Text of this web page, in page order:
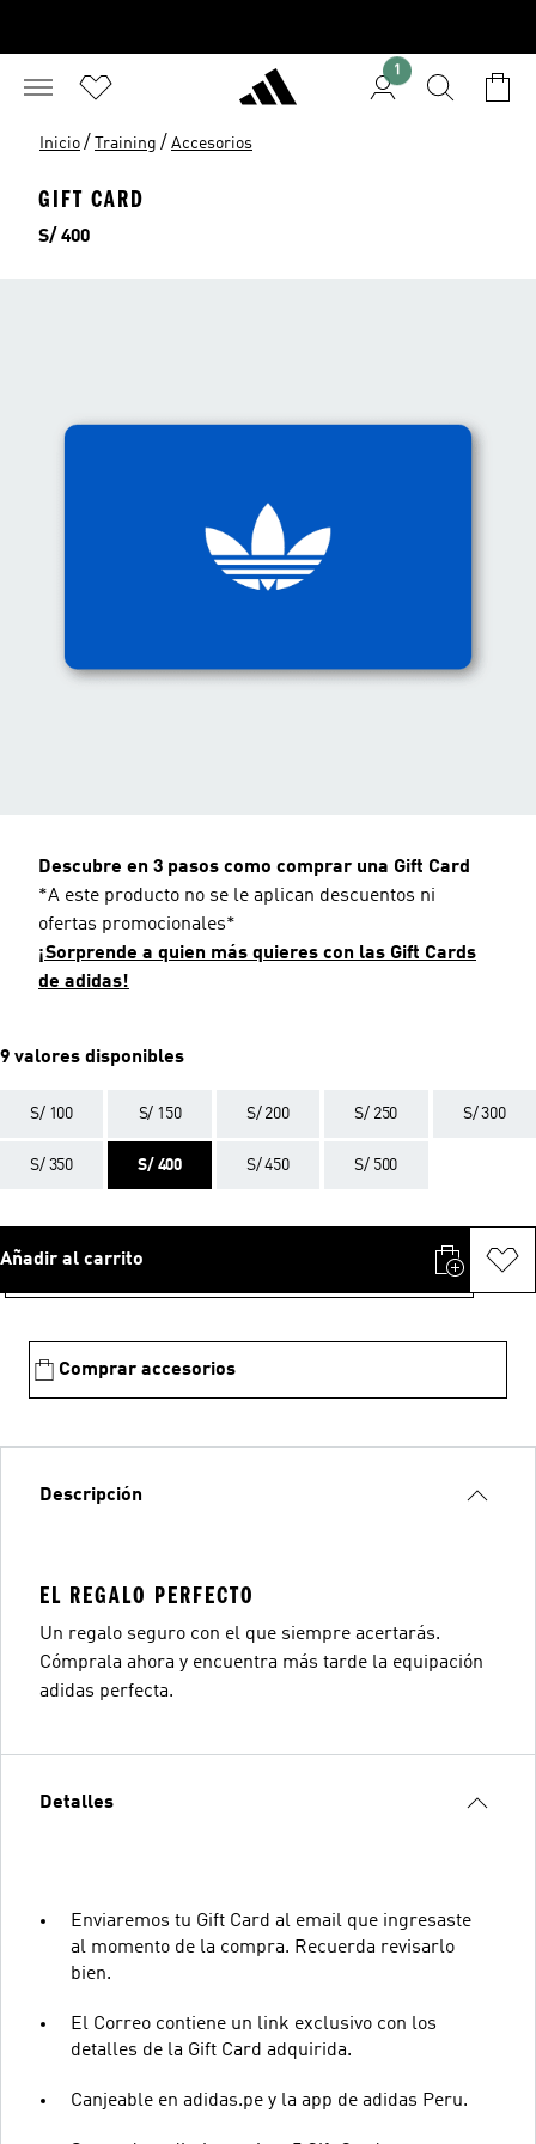
1
Inicio / Training / Accesorios
GIFT CARD
Precio
S/ 400
Descubre en 3 pasos como comprar una Gift Card
*A este producto no se le aplican descuentos ni
ofertas promocionales*
¡Sorprende a quien más quieres con las Gift Cards
de adidas!
9 valores disponibles
S/ 100 S/ 150 S/ 200 S/ 250 S/ 300
S/ 350 S/ 400 S/ 450 S/ 500
Añadir al carrito
Comprar accesorios
Descripción
EL REGALO PERFECTO
Un regalo seguro con el que siempre acertarás.
Cómprala ahora y encuentra más tarde la equipación
adidas perfecta.
Detalles
Enviaremos tu Gift Card al email que ingresaste
al momento de la compra. Recuerda revisarlo
bien.
El Correo contiene un link exclusivo con los
detalles de la Gift Card adquirida.
Canjeable en adidas.pe y la app de adidas Peru.